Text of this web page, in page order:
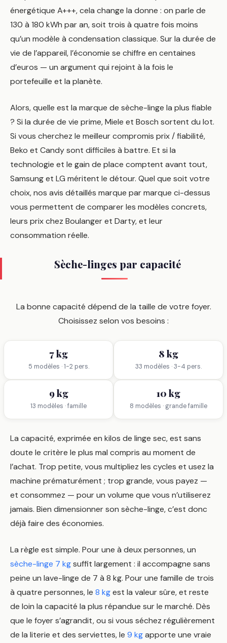
énergétique A+++, cela change la donne : on parle de
130 à 180 kWh par an, soit trois à quatre fois moins
qu’un modèle à condensation classique. Sur la durée de
vie de l’appareil, l’économie se chiffre en centaines
d’euros — un argument qui rejoint à la fois le
portefeuille et la planète.
Alors, quelle est la marque de sèche-linge la plus fiable
? Si la durée de vie prime, Miele et Bosch sortent du lot.
Si vous cherchez le meilleur compromis prix / fiabilité,
Beko et Candy sont difficiles à battre. Et si la
technologie et le gain de place comptent avant tout,
Samsung et LG méritent le détour. Quel que soit votre
choix, nos avis détaillés marque par marque ci-dessus
vous permettent de comparer les modèles concrets,
leurs prix chez Boulanger et Darty, et leur
consommation réelle.
Sèche-linges par capacité
La bonne capacité dépend de la taille de votre foyer.
Choisissez selon vos besoins :
7 kg
5 modèles · 1-2 pers.
8 kg
33 modèles · 3-4 pers.
9 kg
13 modèles · famille
10 kg
8 modèles · grande famille
La capacité, exprimée en kilos de linge sec, est sans
doute le critère le plus mal compris au moment de
l’achat. Trop petite, vous multipliez les cycles et usez la
machine prématurément ; trop grande, vous payez —
et consommez — pour un volume que vous n’utiliserez
jamais. Bien dimensionner son sèche-linge, c’est donc
déjà faire des économies.
La règle est simple. Pour une à deux personnes, un
sèche-linge 7 kgsuffit largement : il accompagne sans
peine un lave-linge de 7 à 8 kg. Pour une famille de trois
à quatre personnes, le 8 kgest la valeur sûre, et reste
de loin la capacité la plus répandue sur le marché. Dès
que le foyer s’agrandit, ou si vous séchez régulièrement
de la literie et des serviettes, le 9 kgapporte une vraie